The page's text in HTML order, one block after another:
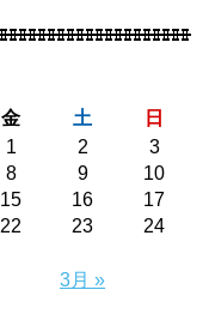
金 土 日
3月 »
1 2
3
8 9
10
15 16
17
22 23
24